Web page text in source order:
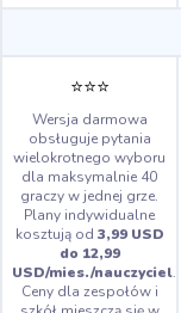
⭐️⭐️⭐️
Wersja darmowa
obsługuje pytania
wielokrotnego wyboru
dla maksymalnie 40
graczy w jednej grze.
Plany indywidualne
kosztują od 3,99 USD
do 12,99
USD/mies./nauczyciel.
Ceny dla zespołów i